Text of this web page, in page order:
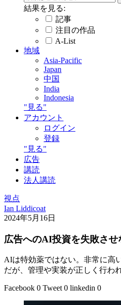
結果を見る:
記事
注目の作品
A-List
地域
Asia-Pacific
Japan
中国
India
Indonesia
"見る"
アカウント
ログイン
登録
"見る"
広告
講読
法人講読
視点
Ian Liddicoat
2024年5月16日
広告へのAI投資を失敗させ
AIは特効薬ではない。非常に高
だが、管理や実装が正しく行わ
Facebook 0 Tweet 0 linkedin 0